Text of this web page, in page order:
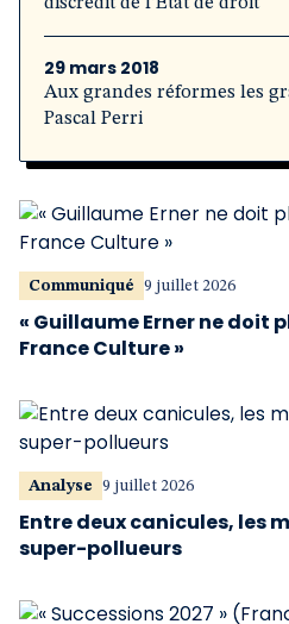
29 mars 2018
Aux grandes réformes les
Pascal Perri
Communiqué 9 juillet 2026
« Guillaume Erner ne doit
France Culture »
Analyse 9 juillet 2026
Entre deux canicules, les
super-pollueurs